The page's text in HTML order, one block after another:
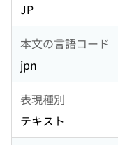
JP
本文の言語コード
jpn
表現種別
テキスト